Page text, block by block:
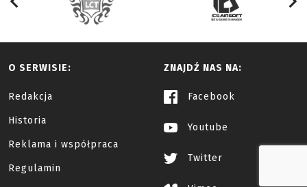
O SERWISIE:
Redakcja
Historia
Reklama i współpraca
Regulamin
ZNAJDŹ NAS NA:
Facebook
Youtube
Twitter